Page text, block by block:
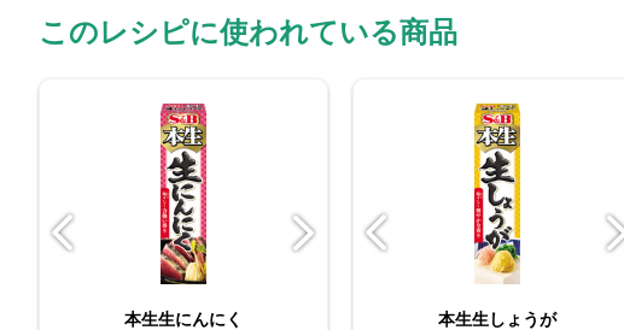
このレシピに使われている商品
本生生にんにく おろし生にんにく
お徳用おろし生しょうが 本生生しょうが
バリュースパイスクミン